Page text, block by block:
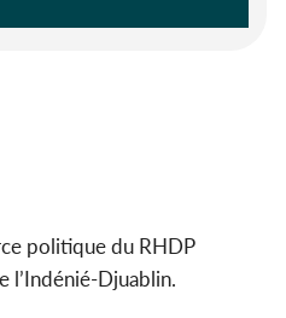
politique du RHDP
l’Indénié-Djuablin.